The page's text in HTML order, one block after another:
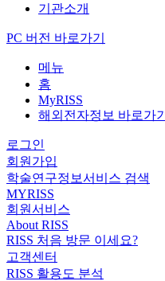
기관소개
PC 버전 바로가기
메뉴
홈
MyRISS
해외전자정보 바로가기
로그인
회원가입
학술연구정보서비스 검색
MYRISS
회원서비스
About RISS
RISS 처음 방문 이세요?
고객센터
RISS 활용도 분석